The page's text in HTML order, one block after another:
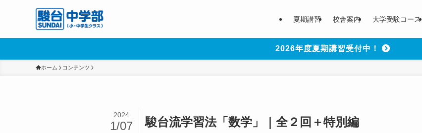
夏期講習 校舎案内 大学受験コース
2026年度夏期講習受付中！
ホーム コンテンツ
駿台流学習法「数学」｜全２回＋特別編
2024
1/07